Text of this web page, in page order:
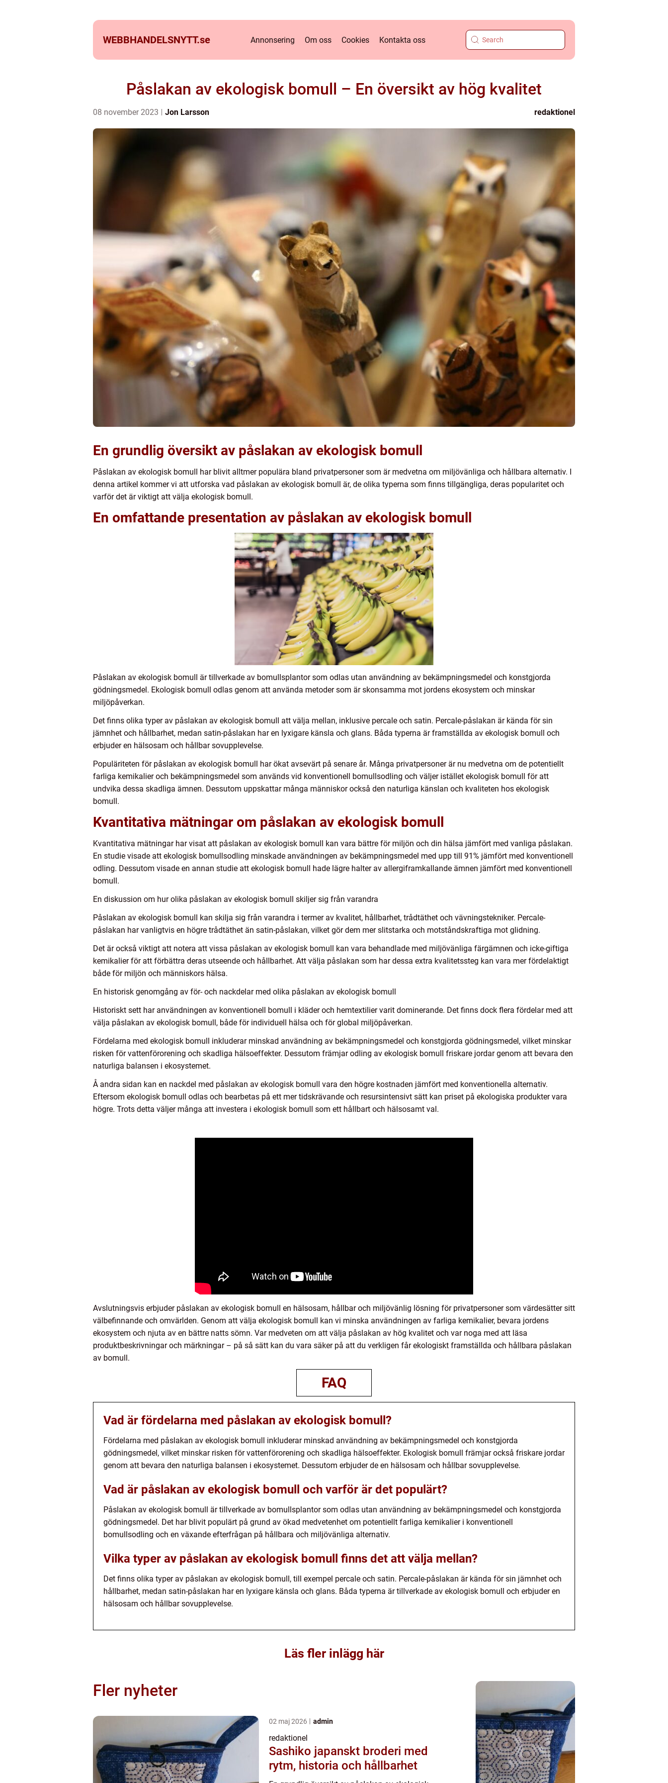
WEBBHANDELSNYTT.se Annonsering Om oss Cookies Kontakta oss
Påslakan av ekologisk bomull – En översikt av hög kvalitet
08 november 2023 Jon Larsson redaktionel
En grundlig översikt av påslakan av ekologisk bomull
Påslakan av ekologisk bomull har blivit alltmer populära bland privatpersoner som är medvetna om miljövänliga och hållbara alternativ. I
denna artikel kommer vi att utforska vad påslakan av ekologisk bomull är, de olika typerna som finns tillgängliga, deras popularitet och
varför det är viktigt att välja ekologisk bomull.
En omfattande presentation av påslakan av ekologisk bomull
Påslakan av ekologisk bomull är tillverkade av bomullsplantor som odlas utan användning av bekämpningsmedel och konstgjorda
gödningsmedel. Ekologisk bomull odlas genom att använda metoder som är skonsamma mot jordens ekosystem och minskar
miljöpåverkan.
Det finns olika typer av påslakan av ekologisk bomull att välja mellan, inklusive percale och satin. Percale-påslakan är kända för sin
jämnhet och hållbarhet, medan satin-påslakan har en lyxigare känsla och glans. Båda typerna är framställda av ekologisk bomull och
erbjuder en hälsosam och hållbar sovupplevelse.
Populäriteten för påslakan av ekologisk bomull har ökat avsevärt på senare år. Många privatpersoner är nu medvetna om de potentiellt
farliga kemikalier och bekämpningsmedel som används vid konventionell bomullsodling och väljer istället ekologisk bomull för att
undvika dessa skadliga ämnen. Dessutom uppskattar många människor också den naturliga känslan och kvaliteten hos ekologisk
bomull.
Kvantitativa mätningar om påslakan av ekologisk bomull
Kvantitativa mätningar har visat att påslakan av ekologisk bomull kan vara bättre för miljön och din hälsa jämfört med vanliga påslakan.
En studie visade att ekologisk bomullsodling minskade användningen av bekämpningsmedel med upp till 91% jämfört med konventionell
odling. Dessutom visade en annan studie att ekologisk bomull hade lägre halter av allergiframkallande ämnen jämfört med konventionell
bomull.
En diskussion om hur olika påslakan av ekologisk bomull skiljer sig från varandra
Påslakan av ekologisk bomull kan skilja sig från varandra i termer av kvalitet, hållbarhet, trådtäthet och vävningstekniker. Percale-
påslakan har vanligtvis en högre trådtäthet än satin-påslakan, vilket gör dem mer slitstarka och motståndskraftiga mot glidning.
Det är också viktigt att notera att vissa påslakan av ekologisk bomull kan vara behandlade med miljövänliga färgämnen och icke-giftiga
kemikalier för att förbättra deras utseende och hållbarhet. Att välja påslakan som har dessa extra kvalitetssteg kan vara mer fördelaktigt
både för miljön och människors hälsa.
En historisk genomgång av för- och nackdelar med olika påslakan av ekologisk bomull
Historiskt sett har användningen av konventionell bomull i kläder och hemtextilier varit dominerande. Det finns dock flera fördelar med att
välja påslakan av ekologisk bomull, både för individuell hälsa och för global miljöpåverkan.
Fördelarna med ekologisk bomull inkluderar minskad användning av bekämpningsmedel och konstgjorda gödningsmedel, vilket minskar
risken för vattenförorening och skadliga hälsoeffekter. Dessutom främjar odling av ekologisk bomull friskare jordar genom att bevara den
naturliga balansen i ekosystemet.
Å andra sidan kan en nackdel med påslakan av ekologisk bomull vara den högre kostnaden jämfört med konventionella alternativ.
Eftersom ekologisk bomull odlas och bearbetas på ett mer tidskrävande och resursintensivt sätt kan priset på ekologiska produkter vara
högre. Trots detta väljer många att investera i ekologisk bomull som ett hållbart och hälsosamt val.
Avslutningsvis erbjuder påslakan av ekologisk bomull en hälsosam, hållbar och miljövänlig lösning för privatpersoner som värdesätter sitt
välbefinnande och omvärlden. Genom att välja ekologisk bomull kan vi minska användningen av farliga kemikalier, bevara jordens
ekosystem och njuta av en bättre natts sömn. Var medveten om att välja påslakan av hög kvalitet och var noga med att läsa
produktbeskrivningar och märkningar – på så sätt kan du vara säker på att du verkligen får ekologiskt framställda och hållbara påslakan
av bomull.
FAQ
Vad är fördelarna med påslakan av ekologisk bomull?
Fördelarna med påslakan av ekologisk bomull inkluderar minskad användning av bekämpningsmedel och konstgjorda
gödningsmedel, vilket minskar risken för vattenförorening och skadliga hälsoeffekter. Ekologisk bomull främjar också friskare jordar
genom att bevara den naturliga balansen i ekosystemet. Dessutom erbjuder de en hälsosam och hållbar sovupplevelse.
Vad är påslakan av ekologisk bomull och varför är det populärt?
Påslakan av ekologisk bomull är tillverkade av bomullsplantor som odlas utan användning av bekämpningsmedel och konstgjorda
gödningsmedel. Det har blivit populärt på grund av ökad medvetenhet om potentiellt farliga kemikalier i konventionell
bomullsodling och en växande efterfrågan på hållbara och miljövänliga alternativ.
Vilka typer av påslakan av ekologisk bomull finns det att välja mellan?
Det finns olika typer av påslakan av ekologisk bomull, till exempel percale och satin. Percale-påslakan är kända för sin jämnhet och
hållbarhet, medan satin-påslakan har en lyxigare känsla och glans. Båda typerna är tillverkade av ekologisk bomull och erbjuder en
hälsosam och hållbar sovupplevelse.
Läs fler inlägg här
Fler nyheter
02 maj 2026 admin
redaktionel
Sashiko japanskt broderi med
rytm, historia och hållbarhet